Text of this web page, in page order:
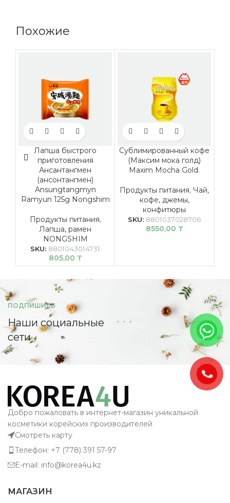
Похожие
Лапша быстрого
приготовления
Ансантангмен
(ансонтангмен)
Ansungtangmyn
Ramyun 125g Nongshim
Продукты питания,
Лапша, рамен
NONGSHIM
SKU: 8801043014731
805,00 ₸
Сублимированный кофе
(Максим мока голд)
Maxim Mocha Gold.
Продукты питания, Чай,
кофе, джемы,
конфитюры
SKU: 8801037028706
8550,00 ₸
ПОДПИШИСЬ
Наши социальные
сети
Добро пожаловать в интернет-магазин уникальной
косметики корейских производителей
Смотреть карту
Телефон: +7 (778) 391 57-97
E-mail: info@korea4u.kz
МАГАЗИН